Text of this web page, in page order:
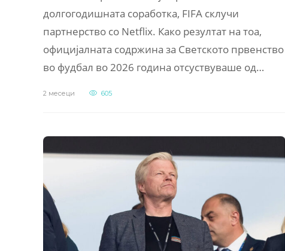
долгогодишната соработка, FIFA склучи
партнерство со Netflix. Како резултат на тоа,
официјалната содржина за Светското првенство
во фудбал во 2026 година отсуствуваше од…
2 месеци 605